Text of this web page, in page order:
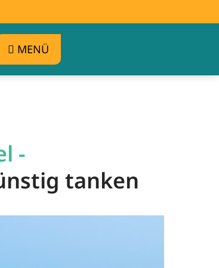
MENÜ
-
tanken